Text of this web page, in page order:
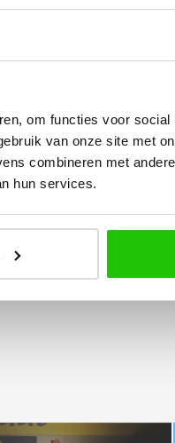
om functies voor
van onze site met
combineren met
hun services.
lampen besteld
zeer goed
Wij bevelen dit